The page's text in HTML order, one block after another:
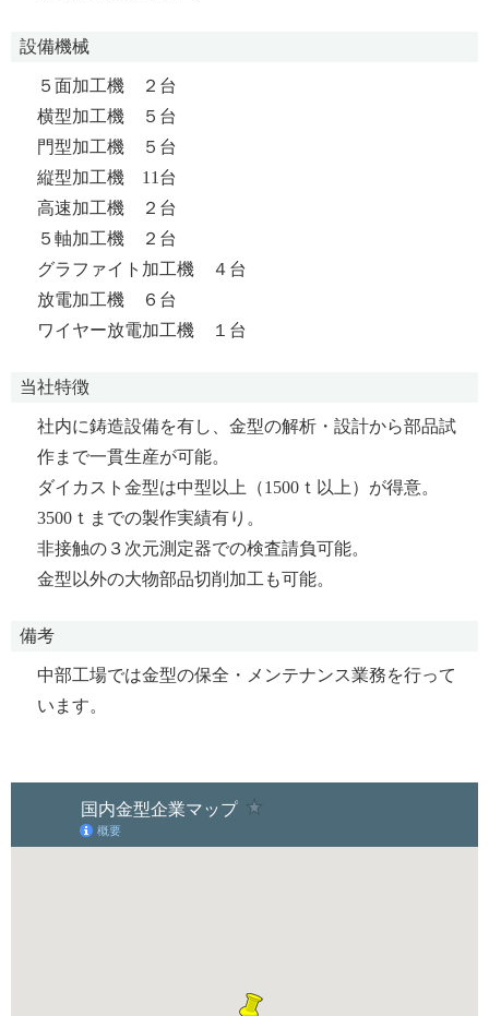
設備機械
５面加工機 ２台
横型加工機 ５台
門型加工機 ５台
縦型加工機 11台
高速加工機 ２台
５軸加工機 ２台
グラファイト加工機 ４台
放電加工機 ６台
ワイヤー放電加工機 １台
当社特徴
社内に鋳造設備を有し、金型の解析・設計から部品試
作まで一貫生産が可能。
ダイカスト金型は中型以上（1500ｔ以上）が得意。
3500ｔまでの製作実績有り。
非接触の３次元測定器での検査請負可能。
金型以外の大物部品切削加工も可能。
備考
中部工場では金型の保全・メンテナンス業務を行って
います。